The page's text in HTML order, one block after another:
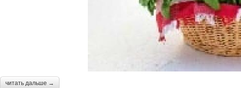
читать дальше →